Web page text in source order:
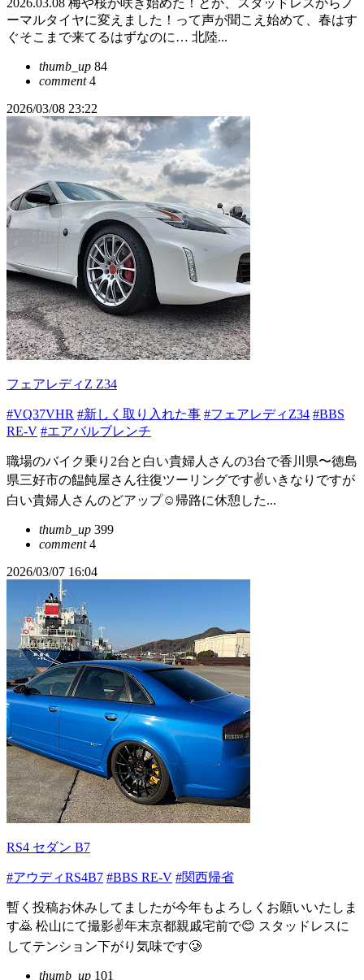
2026.03.08 梅や桜が咲き始めた！とか、スタッドレスからノ
ーマルタイヤに変えました！って声が聞こえ始めて、春はす
ぐそこまで来てるはずなのに… 北陸...
thumb_up 84
comment4
2026/03/08 23:22
フェアレディZ Z34
#VQ37VHR #新しく取り入れた事 #フェアレディZ34 #BBS
RE-V #エアバルブレンチ
職場のバイク乗り2台と白い貴婦人さんの3台で香川県〜徳島
県三好市の饂飩屋さん往復ツーリングです✌️いきなりですが
白い貴婦人さんのどアップ☺️帰路に休憩した...
thumb_up 399
comment4
2026/03/07 16:04
RS4 セダン B7
#アウディRS4B7 #BBS RE-V #関西帰省
暫く投稿お休みしてましたが今年もよろしくお願いいたしま
す🙇 松山にて撮影✌️年末京都親戚宅前で😊 スタッドレスに
してテンション下がり気味です🥲
thumb_up 101